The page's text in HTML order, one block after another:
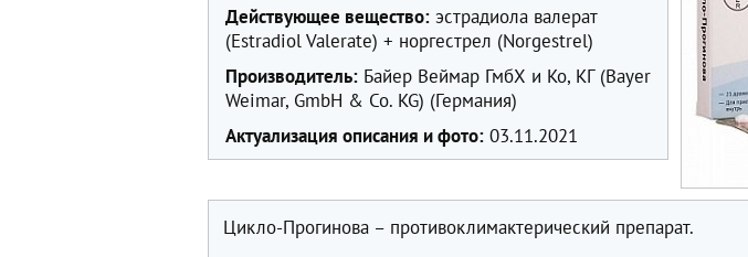
Действующее вещество: эстрадиола валерат
(Estradiol Valerate) + норгестрел (Norgestrel)
Производитель: Байер Веймар ГмбХ и Ко, КГ (Bayer
Weimar, GmbH & Co. KG) (Германия)
Актуализация описания и фото: 03.11.2021
Цикло-Прогинова – противоклимактерический препарат.